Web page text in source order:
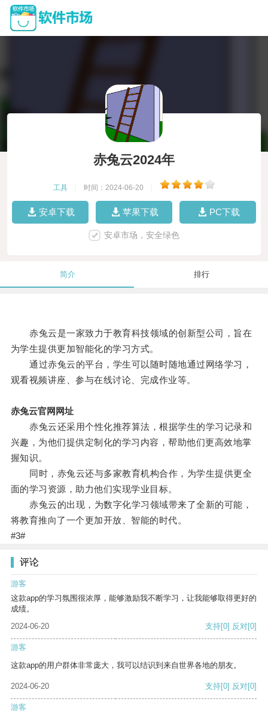
赤兔云2024年
工具 时间：2024-06-20
安卓下载 苹果下载 PC下载
安卓市场，安全绿色
简介 排行
赤兔云是一家致力于教育科技领域的创新型公司，旨在
为学生提供更加智能化的学习方式。
通过赤兔云的平台，学生可以随时随地通过网络学习，
观看视频讲座、参与在线讨论、完成作业等。
赤兔云官网网址
赤兔云还采用个性化推荐算法，根据学生的学习记录和
兴趣，为他们提供定制化的学习内容，帮助他们更高效地掌
握知识。
同时，赤兔云还与多家教育机构合作，为学生提供更全
面的学习资源，助力他们实现学业目标。
赤兔云的出现，为数字化学习领域带来了全新的可能，
将教育推向了一个更加开放、智能的时代。
#3#
评论
游客
这款app的学习氛围很浓厚，能够激励我不断学习，让我能够取得更好的
成绩。
2024-06-20
支持[0] 反对[0]
游客
这款app的用户群体非常庞大，我可以结识到来自世界各地的朋友。
2024-06-20 支持[0] 反对[0]
游客